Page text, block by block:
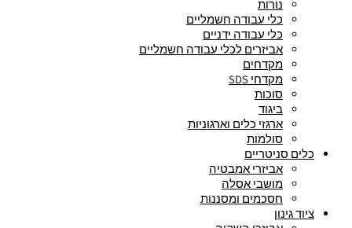
נורות
כלי עבודה חשמליים
כלי עבודה ידניים
אביזרים לכלי עבודה חשמליים
מקדחים
מקדחי SDS
סוכות
ביגוד
ארגזי כלים וארגוניות
סולמות
כלים סניטריים
אביזרי אמבטיה
מושבי אסלה
חסכמים ומסננות
ציוד גינון